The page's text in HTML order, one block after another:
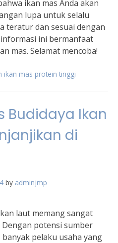
ikan mas Anda akan
lupa untuk selalu
teratur dan sesuai dengan
ini bermanfaat
mas. Selamat mencoba!
ikan mas protein tinggi
Budidaya Ikan
di
by adminjmp
laut memang sangat
potensi sumber
pelaku usaha yang